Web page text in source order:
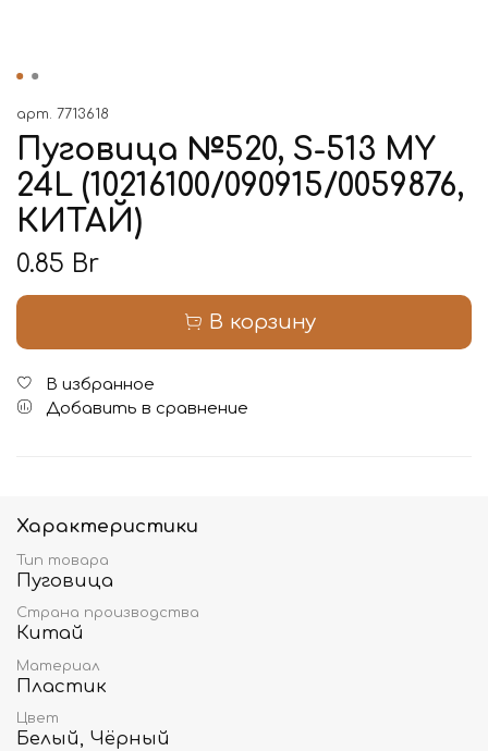
арт. 7713618
Пуговица №520, S-513 MY
24L (10216100/090915/0059876,
КИТАЙ)
0.85 Br
В корзину
В избранное
Добавить в сравнение
Характеристики
Тип товара
Пуговица
Страна производства
Китай
Материал
Пластик
Цвет
Белый, Чёрный